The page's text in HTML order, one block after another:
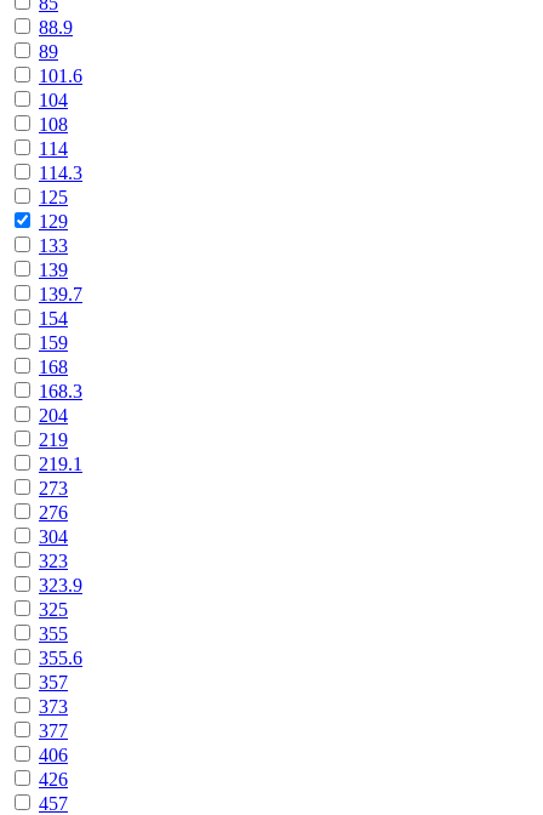
88.9
89
101.6
104
108
114
114.3
125
129
133
139
139.7
154
159
168
168.3
204
219
219.1
273
276
304
323
323.9
325
355
355.6
357
373
377
406
426
457